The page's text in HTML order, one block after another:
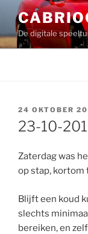
naar
de
inhoud
De digitale
GEPLAATST
OP
24 OKTOBER
23-10-
Zaterdag was
op stap, kortom
Blijft een koud
slechts
bereiken, en